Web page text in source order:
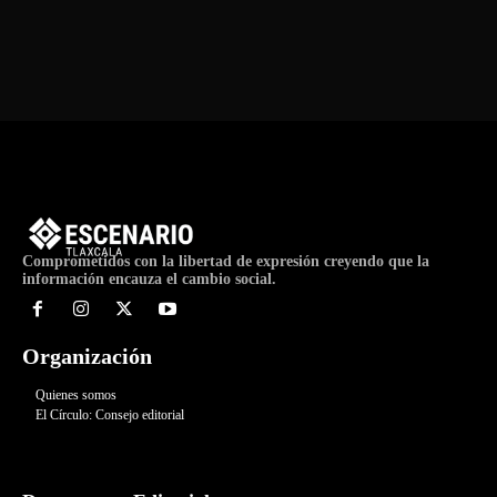
Comprometidos con la libertad de expresión creyendo que la
información encauza el cambio social.
Organización
Quienes somos
El Círculo: Consejo editorial